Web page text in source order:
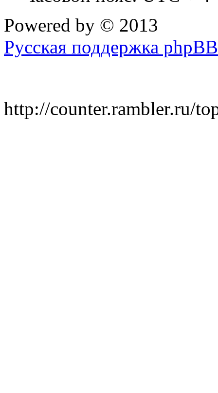
Powered by © 2013
Русская поддержка phpBB
http://counter.rambler.ru/